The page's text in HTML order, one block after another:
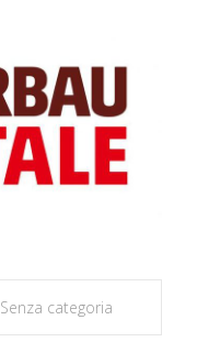
Senza categoria